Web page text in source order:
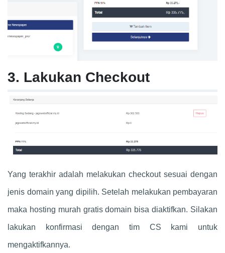
3. Lakukan Checkout
Yang terakhir adalah melakukan checkout sesuai dengan
jenis domain yang dipilih. Setelah melakukan pembayaran
maka hosting murah gratis domain bisa diaktifkan. Silakan
lakukan konfirmasi dengan tim CS kami untuk
mengaktifkannya.